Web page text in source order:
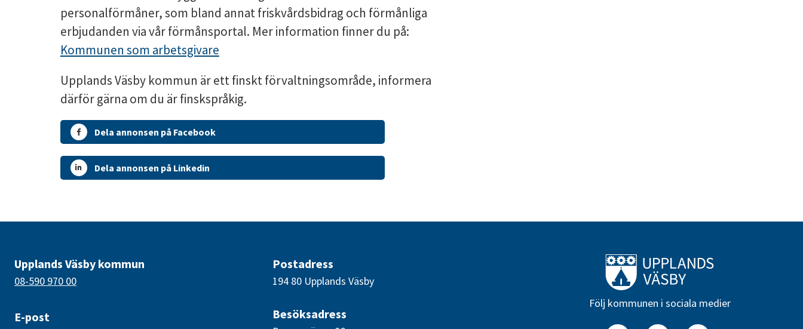
personalförmåner, som bland annat friskvårdsbidrag och förmånliga
erbjudanden via vår förmånsportal. Mer information finner du på:
Kommunen som arbetsgivare
Upplands Väsby kommun är ett finskt förvaltningsområde, informera
därför gärna om du är finskspråkig.
Dela annonsen på Facebook
Dela annonsen på Linkedin
Upplands Väsby kommun
08-590 970 00
E-post
Postadress
194 80 Upplands Väsby
Besöksadress
Till startsidan
Följ kommunen i sociala medier